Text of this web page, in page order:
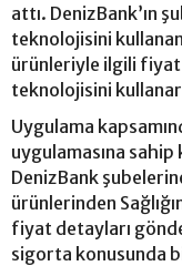
attı. DenizBank’ın
teknolojisini
ürünleriyle ilgili
teknolojisini
Uygulama
uygulamasına sahip
DenizBank
ürünlerinden
fiyat detayları
sigorta konusunda